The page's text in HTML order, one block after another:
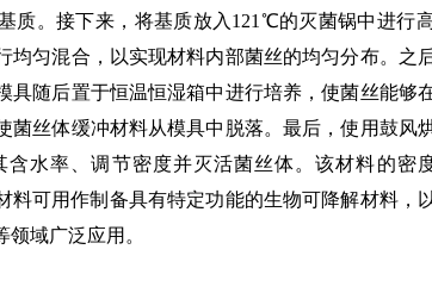
质。接下来，将基质放入121℃的灭菌锅中进行
均匀混合，以实现材料内部菌丝的均匀分布。之
具随后置于恒温恒湿箱中进行培养，使菌丝能够
菌丝体缓冲材料从模具中脱落。最后，使用鼓风
水率、调节密度并灭活菌丝体。该材料的密
料可用作制备具有特定功能的生物可降解材料，
域广泛应用。